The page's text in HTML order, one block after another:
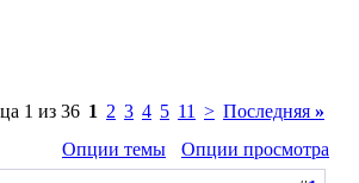
1 из 36 1 2 3 4 5 11 > Последняя »
Опции темы
Опции просмотра